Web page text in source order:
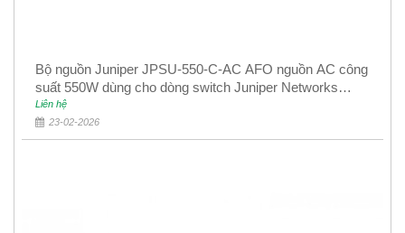
Bộ nguồn Juniper JPSU-550-C-AC AFO nguồn AC công
suất 550W dùng cho dòng switch Juniper Networks
EX4400
Liên hệ
23-02-2026